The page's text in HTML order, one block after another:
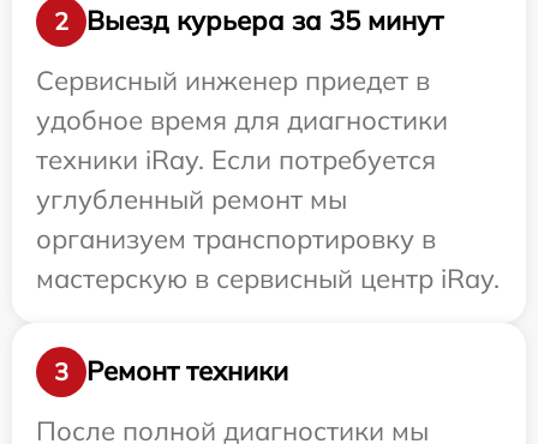
2
Выезд курьера за 35 минут
Сервисный инженер приедет в
удобное время для диагностики
техники iRay. Если потребуется
углубленный ремонт мы
организуем транспортировку в
мастерскую в сервисный центр iRay.
3
Ремонт техники
После полной диагностики мы